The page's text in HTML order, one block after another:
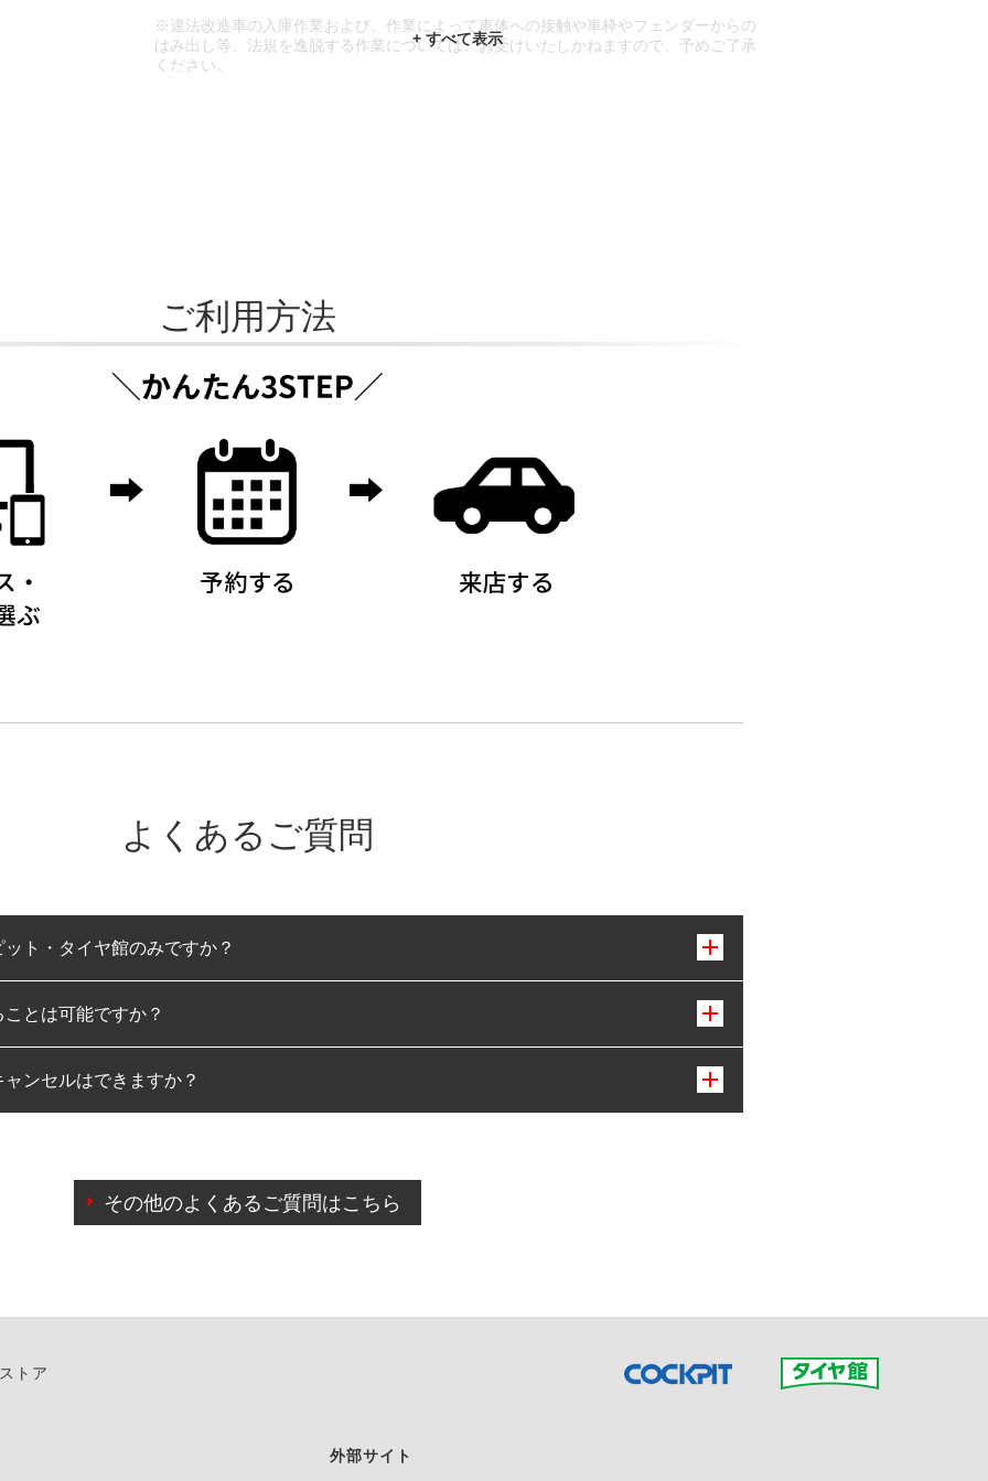
※違法改造車の入庫作業および、作業によって車体への接触や車枠やフェンダーからの
はみ出し等、法規を逸脱する作業については、お受けいたしかねますので、予めご了承
ください。
ご利用方法
よくあるご質問
ト・タイヤ館のみですか？
みとなります。
とは可能ですか？
可能です。
ンセルはできますか？
によりご予約のキャンセルをご希望の際は、直接ご予約いただいた店舗へご連絡くださ
その他のよくあるご質問はこちら
トア
外部サイト